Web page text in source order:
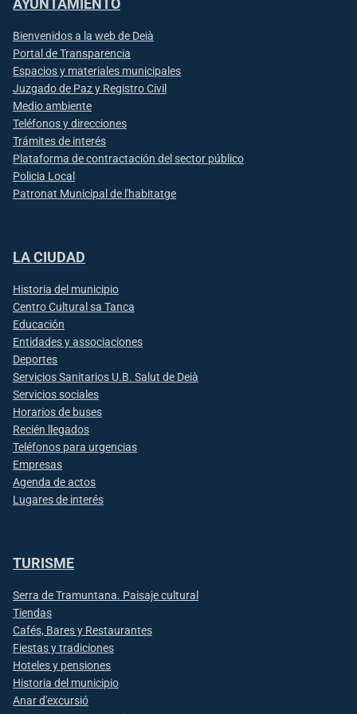
AYUNTAMIENTO
Bienvenidos a la web de Deià
Portal de Transparencia
Espacios y materiales municipales
Juzgado de Paz y Registro Civil
Medio ambiente
Teléfonos y direcciones
Trámites de interés
Plataforma de contractación del sector público
Policia Local
Patronat Municipal de l'habitatge
LA CIUDAD
Historia del municipio
Centro Cultural sa Tanca
Educación
Entidades y associaciones
Deportes
Servicios Sanitarios U.B. Salut de Deià
Servicios sociales
Horarios de buses
Recién llegados
Teléfonos para urgencias
Empresas
Agenda de actos
Lugares de interés
TURISME
Serra de Tramuntana. Paisaje cultural
Tiendas
Cafés, Bares y Restaurantes
Fiestas y tradiciones
Hoteles y pensiones
Historia del municipio
Anar d'excursió